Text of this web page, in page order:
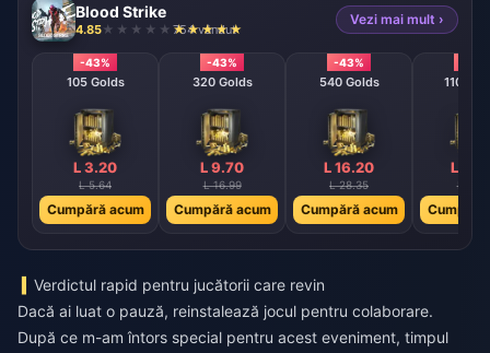
Blood Strike
4.85 754 vândut
Vezi mai mult ›
-43%
105 Golds
L 3.20
L 5.64
Cumpără acum
-43%
320 Golds
L 9.70
L 16.99
Cumpără acum
-43%
540 Golds
L 16.20
L 28.35
Cumpără acum
1100
L
L
Cumpără
Verdictul rapid pentru jucătorii care revin
Dacă ai luat o pauză, reinstalează jocul pentru colaborare.
După ce m-am întors special pentru acest eveniment, timpul